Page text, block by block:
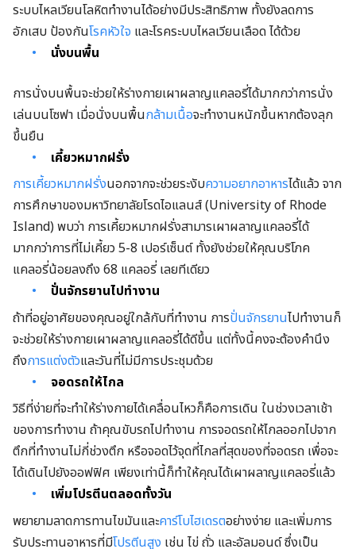
ระบบไหลเวียนโลหิตทำงานได้อย่างมีประสิทธิภาพ ทั้งยังลดการ
อักเสบ ป้องกันโรคหัวใจ และโรคระบบไหลเวียนเลือด ได้ด้วย
นั่งบนพื้น
การนั่งบนพื้นจะช่วยให้ร่างกายเผาผลาญแคลอรี่ได้มากกว่าการนั่ง
เล่นบนโซฟา เมื่อนั่งบนพื้นกล้ามเนื้อจะทำงานหนักขึ้นหากต้องลุก
ขึ้นยืน
เคี้ยวหมากฝรั่ง
การเคี้ยวหมากฝรั่งนอกจากจะช่วยระงับความอยากอาหารได้แล้ว จาก
การศึกษาของมหาวิทยาลัยโรดไอแลนส์ (University of Rhode
Island) พบว่า การเคี้ยวหมากฝรั่งสามารเผาผลาญแคลอรี่ได้
มากกว่าการที่ไม่เคี้ยว 5-8 เปอร์เซ็นต์ ทั้งยังช่วยให้คุณบริโภค
แคลอรี่น้อยลงถึง 68 แคลอรี่ เลยทีเดียว
ปั่นจักรยานไปทำงาน
ถ้าที่อยู่อาศัยของคุณอยู่ใกล้กับที่ทำงาน การปั่นจักรยานไปทำงานก็
จะช่วยให้ร่างกายเผาผลาญแคลอรี่ได้ดีขึ้น แต่ทั้งนี้คงจะต้องคำนึง
ถึงการแต่งตัวและวันที่ไม่มีการประชุมด้วย
จอดรถให้ไกล
วิธีที่ง่ายที่จะทำให้ร่างกายได้เคลื่อนไหวก็คือการเดิน ในช่วงเวลาเช้า
ของการทำงาน ถ้าคุณขับรถไปทำงาน การจอดรถให้ไกลออกไปจาก
ตึกที่ทำงานไม่กี่ช่วงตึก หรือจอดไว้จุดที่ไกลที่สุดของที่จอดรถ เพื่อจะ
ได้เดินไปยังออฟฟิศ เพียงเท่านี้ก็ทำให้คุณได้เผาผลาญแคลอรี่แล้ว
เพิ่มโปรตีนตลอดทั้งวัน
พยายามลาดการทานไขมันและคาร์โบไฮเดรตอย่างง่าย และเพิ่มการ
รับประทานอาหารที่มีโปรตีนสูง เช่น ไข่ ถั่ว และอัลมอนด์ ซึ่งเป็น